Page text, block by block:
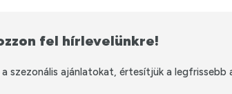
fel hírlevelünkre!
szezonális ajánlatokat, értesítjük a legfrissebb